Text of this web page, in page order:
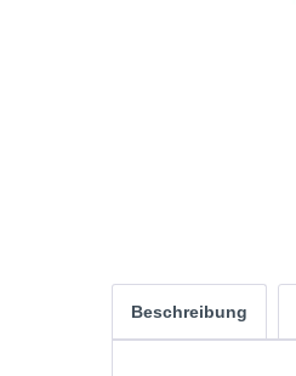
Beschreibung